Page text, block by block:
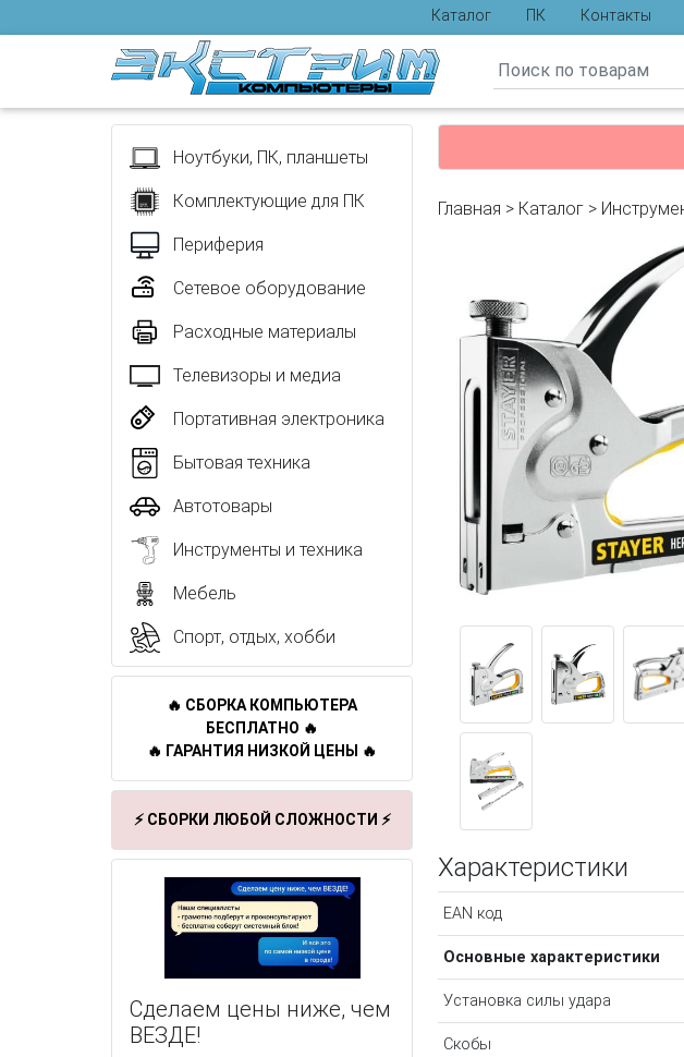
Каталог ПК Контакты
Отзывы
Ноутбуки, ПК, планшеты
Комплектующие для ПК
Периферия
Сетевое оборудование
Расходные материалы
Телевизоры и медиа
Портативная электроника
Бытовая техника
Автотовары
Инструменты и техника
Мебель
Спорт, отдых, хобби
🔥 СБОРКА КОМПЬЮТЕРА
БЕСПЛАТНО 🔥
🔥 ГАРАНТИЯ НИЗКОЙ ЦЕНЫ 🔥
⚡ СБОРКИ ЛЮБОЙ СЛОЖНОСТИ ⚡
Сделаем цены ниже, чем
ВЕЗДЕ!
Главная > Каталог >
Характеристики
EAN код
Основные характеристики
Установка силы удара
Скобы